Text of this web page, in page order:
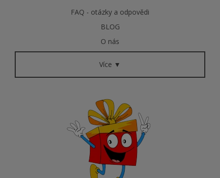
FAQ - otázky a odpovědi
BLOG
O nás
Více ▼